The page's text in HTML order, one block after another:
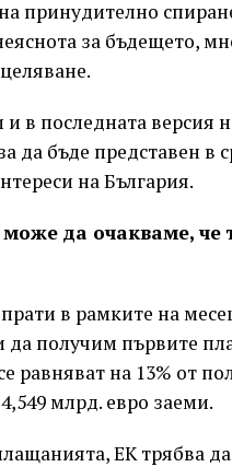
принудително
за бъдещето,
в последната версия
да бъде представен
на България.
да очакваме, че
в рамките на
да получим първите
равняват на 13% от
млрд. евро заеми.
ЕК трябва